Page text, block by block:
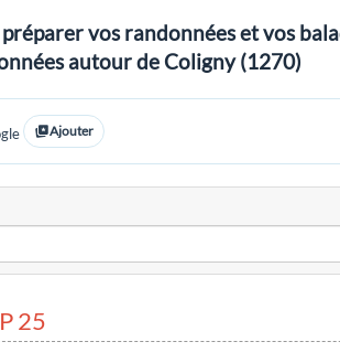
vos randonnées et vos
autour de Coligny (1270)
Ajouter
25